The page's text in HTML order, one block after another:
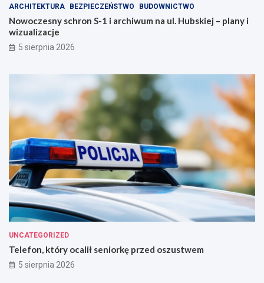
ARCHITEKTURA BEZPIECZEŃSTWO BUDOWNICTWO
Nowoczesny schron S-1 i archiwum na ul. Hubskiej – plany i
wizualizacje
5 sierpnia 2026
UNCATEGORIZED
Telefon, który ocalił seniorkę przed oszustwem
5 sierpnia 2026